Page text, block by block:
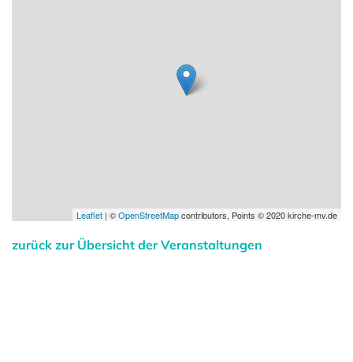
Leaflet | ©OpenStreetMapcontributors, Points © 2020 kirche-mv.de
zurück zur Übersicht der Veranstaltungen